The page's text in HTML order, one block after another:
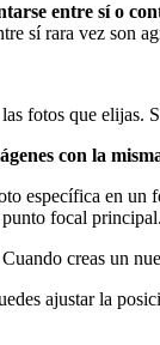
entre sí o
sí rara vez son
fotos que elijas.
con la
específica en
focal principal.
creas un
ajustar la